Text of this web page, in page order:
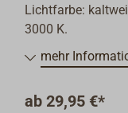
Lichtfarbe:
3000 K.
mehr
ab 29,95 €*